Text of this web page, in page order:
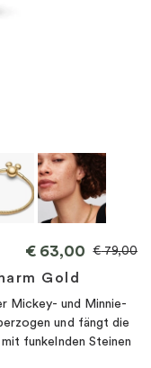
Gold
€63,00 €79,00
Mickey- und Minnie-
und fängt die
funkelnden Steinen